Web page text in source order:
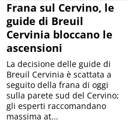
Frana sul Cervino, le
guide di Breuil
Cervinia bloccano le
ascensioni
La decisione delle guide di
Breuil Cervinia è scattata a
seguito della frana di oggi
sulla parete sud del Cervino;
gli esperti raccomandano
massima at...